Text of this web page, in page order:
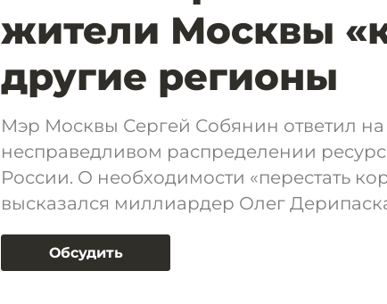
жители Москвы
другие регионы
Мэр Москвы Сергей Собянин ответил на
несправедливом распределении
России. О необходимости «перестать
высказался миллиардер Олег
Обсудить